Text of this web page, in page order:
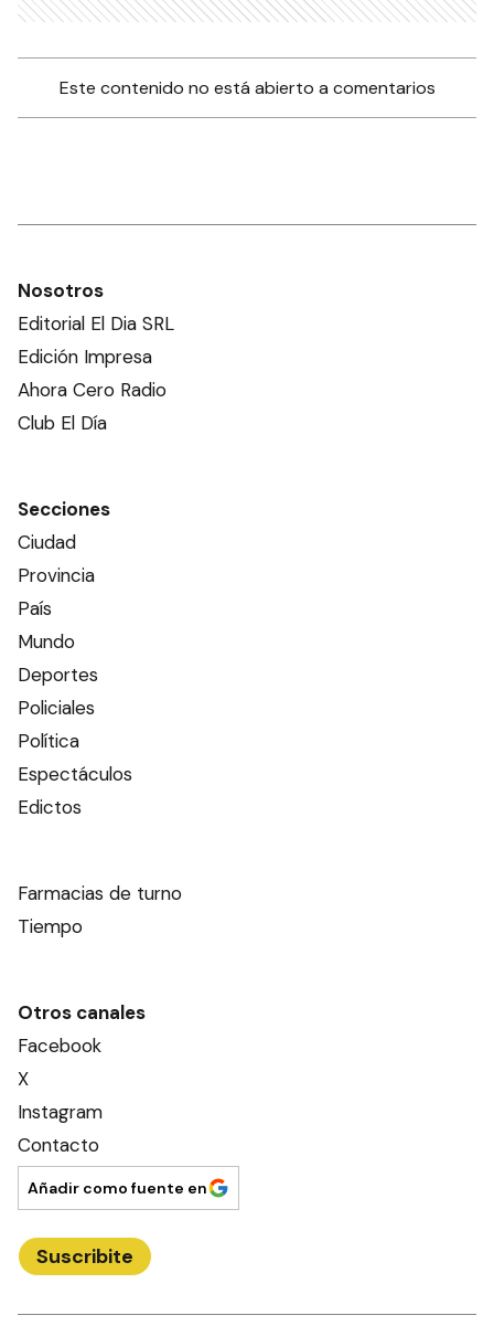
Este contenido no está abierto a comentarios
Nosotros
Editorial El Dia SRL
Edición Impresa
Ahora Cero Radio
Club El Día
Secciones
Ciudad
Provincia
País
Mundo
Deportes
Policiales
Política
Espectáculos
Edictos
Farmacias de turno
Tiempo
Otros canales
Facebook
X
Instagram
Contacto
Añadir como fuente en
Suscribite